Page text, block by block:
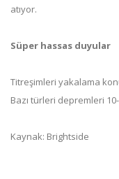
atıyor.
Süper hassas duyular
Titreşimleri yakalama
Bazı türleri depremleri
Kaynak: Brightside